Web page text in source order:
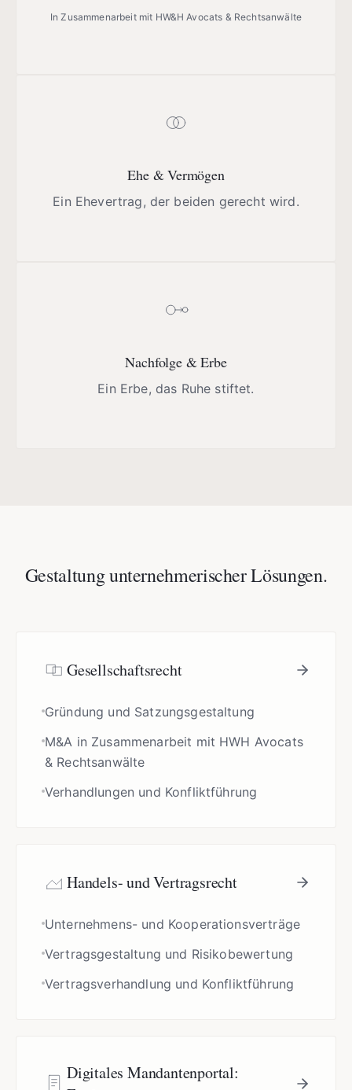
In Zusammenarbeit mit HW&H Avocats & Rechtsanwälte
Ehe & Vermögen
Ein Ehevertrag, der beiden gerecht wird.
Nachfolge & Erbe
Ein Erbe, das Ruhe stiftet.
Gestaltung unternehmerischer Lösungen.
Gesellschaftsrecht
Gründung und Satzungsgestaltung
M&A in Zusammenarbeit mit HWH Avocats
& Rechtsanwälte
Verhandlungen und Konfliktführung
Handels- und Vertragsrecht
Unternehmens- und Kooperationsverträge
Vertragsgestaltung und Risikobewertung
Vertragsverhandlung und Konfliktführung
Digitales Mandantenportal: